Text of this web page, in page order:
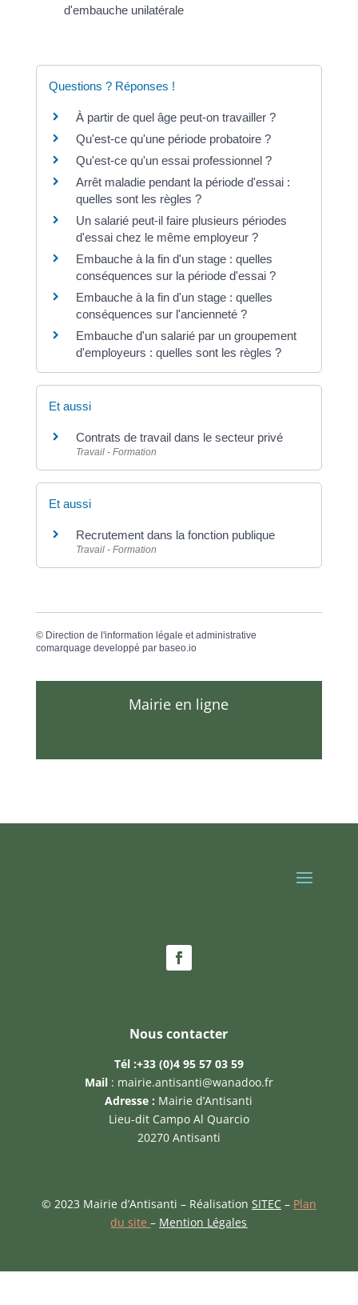
d'embauche unilatérale
Questions ? Réponses !
À partir de quel âge peut-on travailler ?
Qu'est-ce qu'une période probatoire ?
Qu'est-ce qu'un essai professionnel ?
Arrêt maladie pendant la période d'essai :
quelles sont les règles ?
Un salarié peut-il faire plusieurs périodes
d'essai chez le même employeur ?
Embauche à la fin d'un stage : quelles
conséquences sur la période d'essai ?
Embauche à la fin d'un stage : quelles
conséquences sur l'ancienneté ?
Embauche d'un salarié par un groupement
d'employeurs : quelles sont les règles ?
Et aussi
Contrats de travail dans le secteur privé
Travail - Formation
Et aussi
Recrutement dans la fonction publique
Travail - Formation
© Direction de l'information légale et administrative
comarquage developpé par baseo.io
Mairie en ligne
Nous contacter
Tél :+33 (0)4 95 57 03 59
Mail: mairie.antisanti@wanadoo.fr
Adresse : Mairie d’Antisanti
Lieu-dit Campo Al Quarcio
20270 Antisanti
© 2023 Mairie d’Antisanti – Réalisation SITEC – Plan
du site– Mention Légales